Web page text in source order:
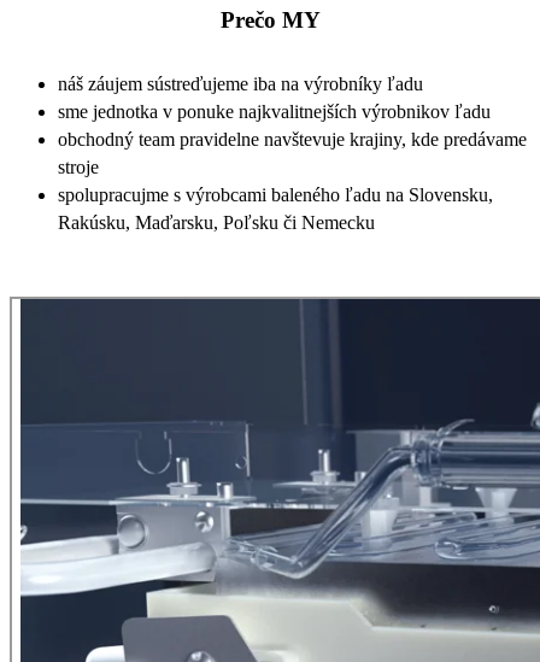
Prečo MY
náš záujem sústreďujeme iba na výrobníky ľadu
sme jednotka v ponuke najkvalitnejších výrobnikov ľadu
obchodný team pravidelne navštevuje krajiny, kde predávame
stroje
spolupracujme s výrobcami baleného ľadu na Slovensku,
Rakúsku, Maďarsku, Poľsku či Nemecku